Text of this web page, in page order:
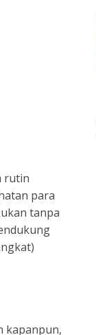
rutin
para
tanpa
kapanpun,